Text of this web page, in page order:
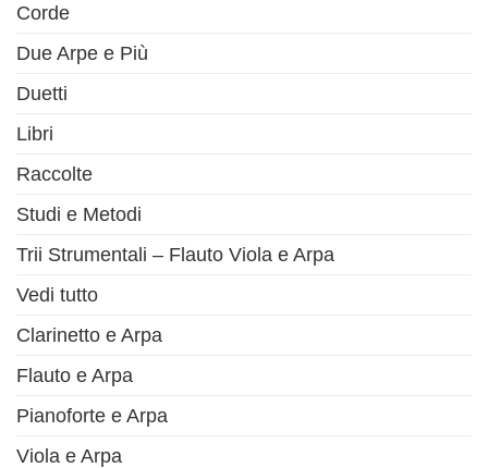
Corde
Due Arpe e Più
Duetti
Libri
Raccolte
Studi e Metodi
Trii Strumentali – Flauto Viola e Arpa
Vedi tutto
Clarinetto e Arpa
Flauto e Arpa
Pianoforte e Arpa
Viola e Arpa